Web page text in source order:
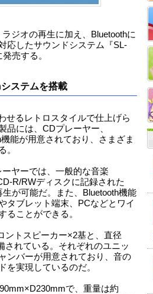
ジオの再生に加え、Bluetoothに
応したサウンドシステム『SL-
売する。
ステムを搭載
せるレトロスタイルで仕上げら
品には、CDプレーヤー、
能が用意されており、さまざま
。
ヤーでは、一般的な音楽
R/RWディスクに記録された
が可能だ。また、Bluetooth機能
タブレット端末、PCなどとワイ
ることができる。
ントスピーカー×2基と、直径
されている。それぞれのユニッ
ンバーが用意されており、音の
を実現しているのだ。
で、重量は約